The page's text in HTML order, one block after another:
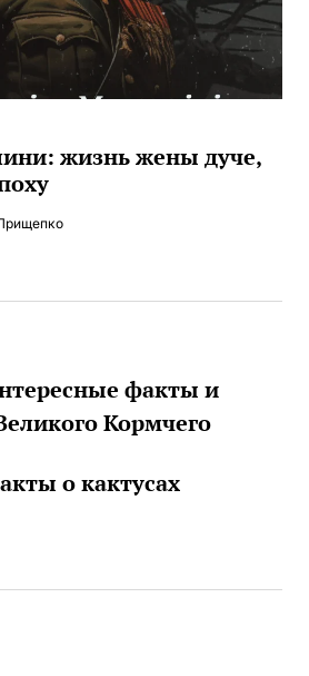
жизнь жены дуче,
факты и
Кормчего
о кактусах